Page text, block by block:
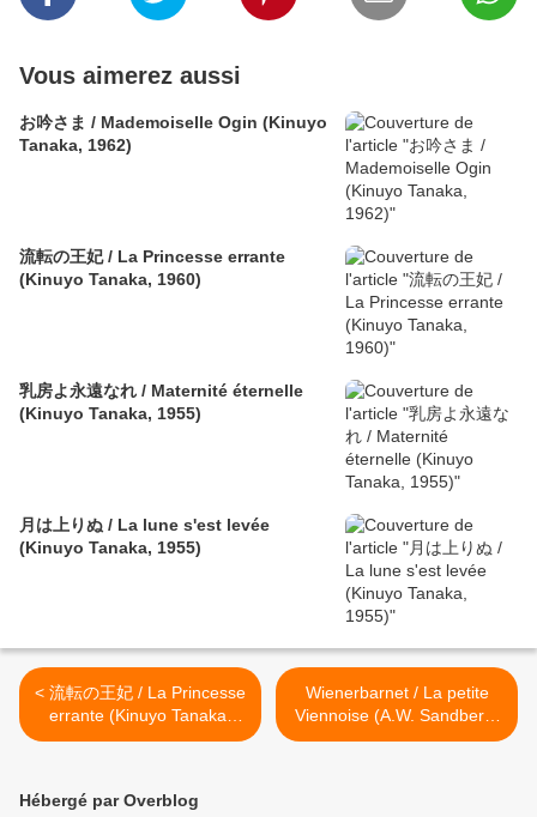
Vous aimerez aussi
お吟さま / Mademoiselle Ogin (Kinuyo
Tanaka, 1962)
流転の王妃 / La Princesse errante
(Kinuyo Tanaka, 1960)
乳房よ永遠なれ / Maternité éternelle
(Kinuyo Tanaka, 1955)
月は上りぬ / La lune s'est levée
(Kinuyo Tanaka, 1955)
< 流転の王妃 / La Princesse
errante (Kinuyo Tanaka,
1960)
Wienerbarnet / La petite
Viennoise (A.W. Sandberg,
1924) >
Hébergé par Overblog